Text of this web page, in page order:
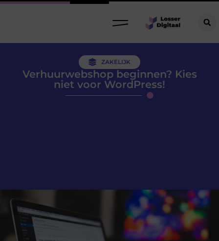
ZAKELIJK
Verhuurwebshop beginnen? Kies
niet voor WordPress!